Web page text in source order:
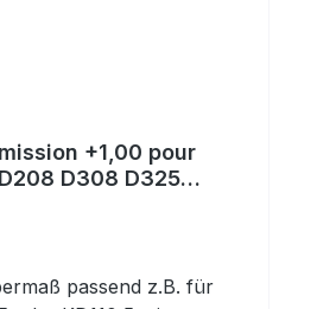
+1,00 pour
D308 D325
passend z.B. für